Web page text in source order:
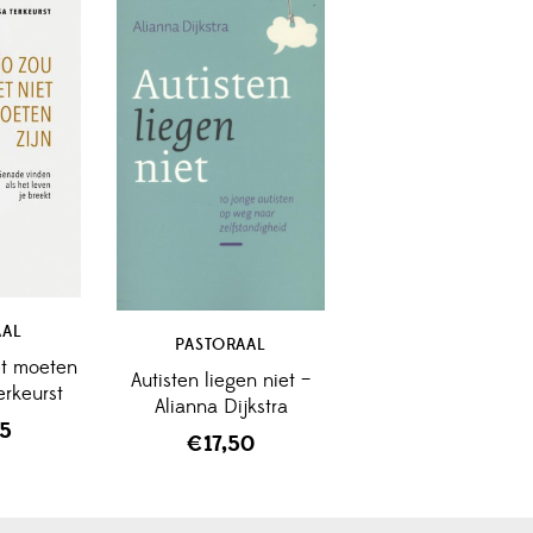
moeten
PASTORAAL
Autisten liegen niet –
Alianna Dijkstra
€17,50